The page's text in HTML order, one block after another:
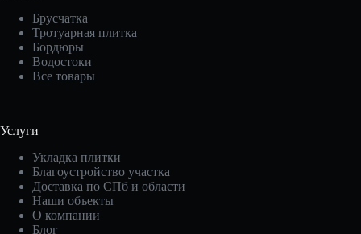
Брусчатка
Тротуарная плитка
Бордюры
Водостоки
Все товары
Услуги
Укладка плитки
Благоустройство участка
Доставка по СПб и области
Наши объекты
О компании
Блог